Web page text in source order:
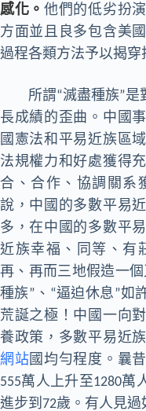
感化。他們的低劣扮
方面並且良多包含美
過程各類方法予以揭穿
所謂“滅盡種族”
長成績的歪曲。中國
國憲法和平易近族區
法規權力和好處獲得
合、合作、協調關系
說，中國的多數平易
多，在中國的多數平
近族幸福、同等、有
再、再而三地假造一
種族”、“逼迫休息”如
荒誕之極！ 中國一向
養政策，多數平易近
網站國均勻程度。曩
555萬人上升至1280萬
進步到72歲。有人見過